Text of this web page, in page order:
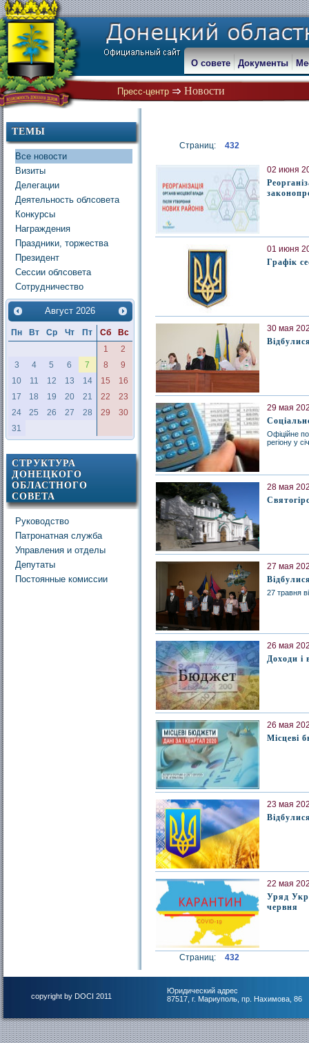
Пресс-центр Новости
О совете Документы
ТЕМЫ
Все новости
Визиты
Делегации
Деятельность облсовета
Конкурсы
Награждения
Праздники, торжества
Президент
Сессии облсовета
Сотрудничество
Август 2026
Пн Вт Ср Чт Пт Сб
Вс
1
2
3
4 5 6 7 8
9
10
11 12 13 14 15
16
17
18 19 20 21 22
23
24
25 26 27 28 29
30
31
СТРУКТУРА
ДОНЕЦКОГО
ОБЛАСТНОГО
СОВЕТА
Руководство
Патронатная служба
Управления и отделы
Депутаты
Постоянные комиссии
Страниц: 432
02 июня
01 июня
Графік
30 мая
29 мая
Офіційне
регіону у
28 мая
27 мая
27 травня
26 мая
Доходи і
26 мая
Місцеві
23 мая
22 мая
Уряд
червня
Страниц: 432
copyright by DOCI 2011
Юридический адрес
87517, г. Мариуполь, пр. Нахимова, 86